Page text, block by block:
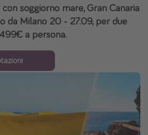
soggiorno mare, Gran Canaria
da Milano 20 - 27.09, per due
a persona.